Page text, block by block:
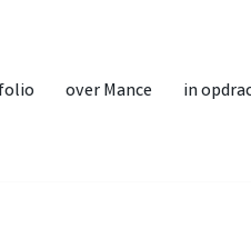
over Mance in